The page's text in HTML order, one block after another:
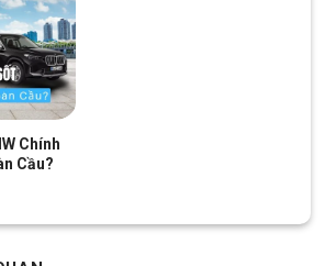
hiệu xe đạp Califa uy tín
Chính
Cầu?